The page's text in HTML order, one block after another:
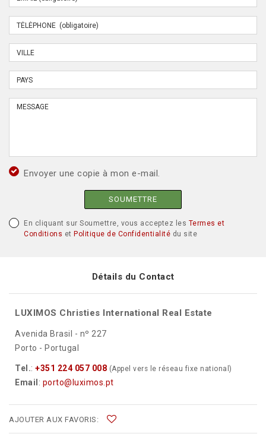
Envoyer une copie à mon e-mail.
SOUMETTRE
En cliquant sur Soumettre, vous acceptez les Termes et
Conditions et Politique de Confidentialité du site
Détails du Contact
LUXIMOS Christies International Real Estate
Avenida Brasil - nº 227
Porto - Portugal
Tel.: +351 224 057 008 (Appel vers le réseau fixe national)
Email : porto@luximos.pt
AJOUTER AUX FAVORIS: